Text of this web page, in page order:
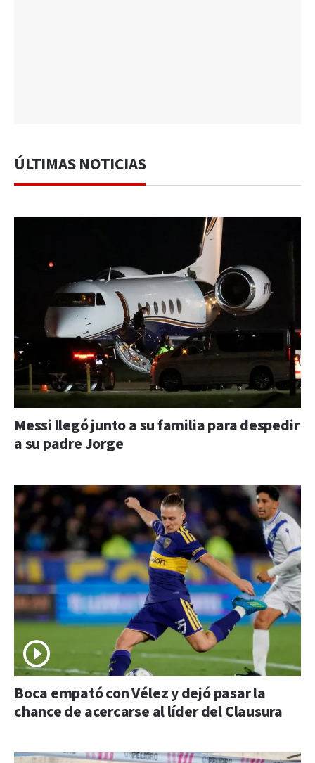
ÚLTIMAS NOTICIAS
Messi llegó junto a su familia para despedir
a su padre Jorge
Boca empató con Vélez y dejó pasar la
chance de acercarse al líder del Clausura